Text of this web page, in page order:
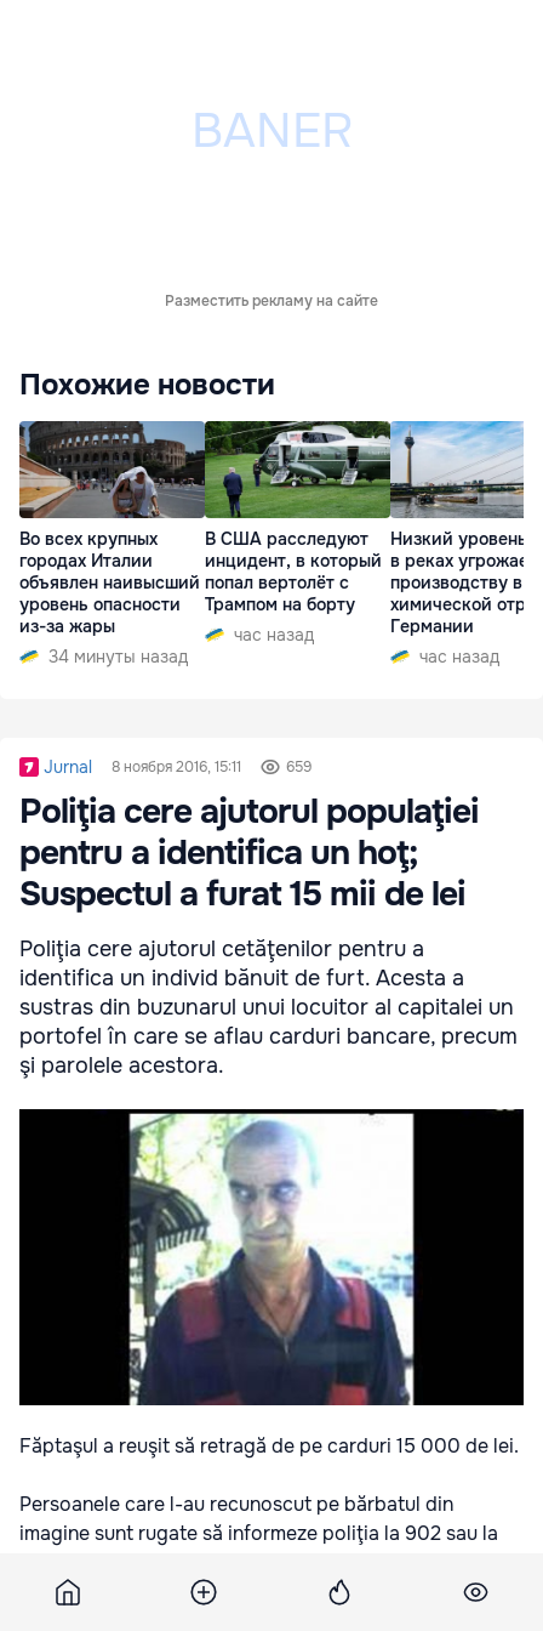
Разместить рекламу на сайте
Похожие новости
Во всех крупных
городах Италии
объявлен наивысший
уровень опасности
из-за жары
34 минуты назад
В США расследуют
инцидент, в который
попал вертолёт с
Трампом на борту
час назад
Низкий уровень
в реках угрожает
производству в
химической
Германии
час назад
Jurnal 8 ноября 2016, 15:11 659
Poliţia cere ajutorul populaţiei
pentru a identifica un hoţ;
Suspectul a furat 15 mii de lei
Poliţia cere ajutorul cetăţenilor pentru a
identifica un individ bănuit de furt. Acesta a
sustras din buzunarul unui locuitor al capitalei un
portofel în care se aflau carduri bancare, precum
şi parolele acestora.
Făptaşul a reuşit să retragă de pe carduri 15 000 de lei.
Persoanele care l-au recunoscut pe bărbatul din
imagine sunt rugate să informeze poliţia la 902 sau la